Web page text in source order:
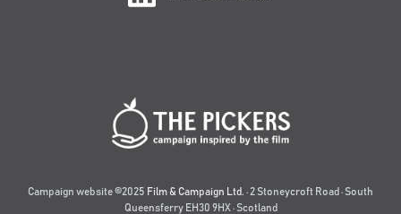
Campaign website ©2025 Film & Campaign Ltd. · 2 Stoneycroft Road · South
Queensferry EH30 9HX · Scotland